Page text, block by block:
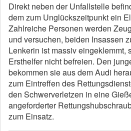
Direkt neben der Unfallstelle
dem zum Unglückszeitpunkt ein
Zahlreiche Personen werden
und versuchen, beiden Insassen
Lenkerin ist massiv eingeklemmt,
Ersthelfer nicht befreien. Den
bekommen sie aus dem Audi
zum Eintreffen des
den Schwerverletzen in eine
angeforderter
zum Einsatz.